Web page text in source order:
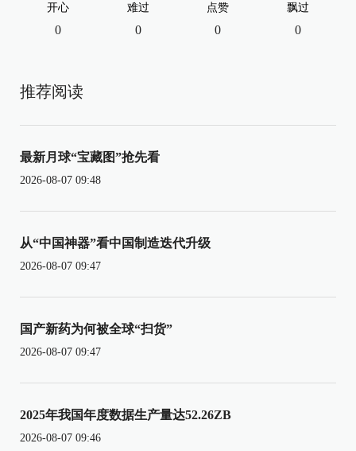
开心
0
难过
0
点赞
0
飘过
0
推荐阅读
最新月球“宝藏图”抢先看
2026-08-07 09:48
从“中国神器”看中国制造迭代升级
2026-08-07 09:47
国产新药为何被全球“扫货”
2026-08-07 09:47
2025年我国年度数据生产量达52.26ZB
2026-08-07 09:46